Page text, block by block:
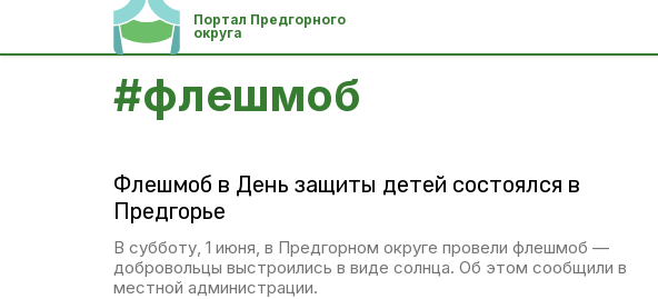
Портал Предгорного
округа
#флешмоб
Флешмоб в День защиты детей состоялся в
Предгорье
В субботу, 1 июня, в Предгорном округе провели флешмоб —
добровольцы выстроились в виде солнца. Об этом сообщили в
местной администрации.